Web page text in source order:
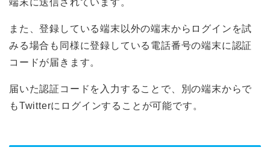
端末に送信されています。
また、登録している端末以外の端末からログインを試
みる場合も同様に登録している電話番号の端末に認証
コードが届きます。
届いた認証コードを入力することで、別の端末からで
もTwitterにログインすることが可能です。